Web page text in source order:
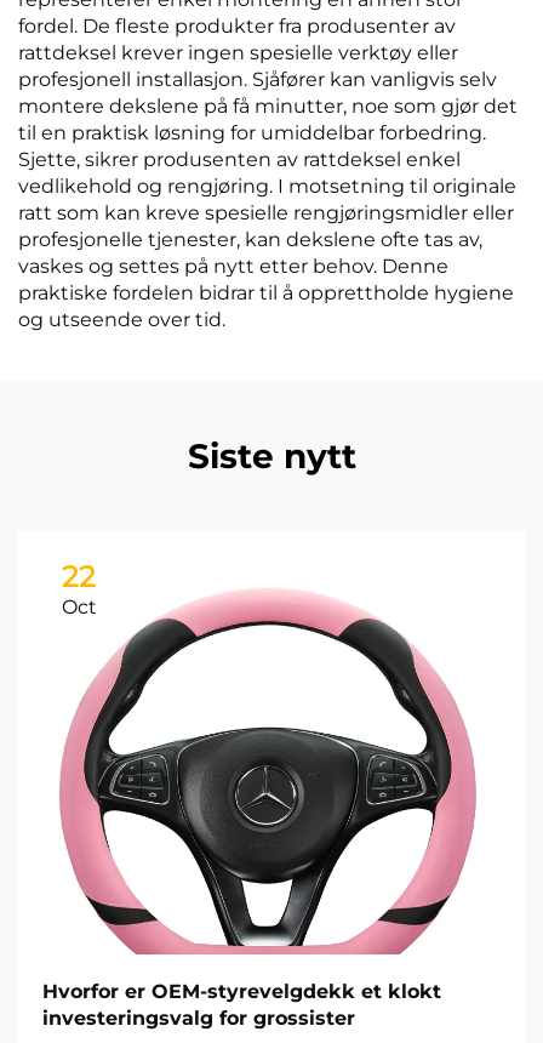
fordel. De fleste produkter fra produsenter av
rattdeksel krever ingen spesielle verktøy eller
profesjonell installasjon. Sjåfører kan vanligvis selv
montere dekslene på få minutter, noe som gjør det
til en praktisk løsning for umiddelbar forbedring.
Sjette, sikrer produsenten av rattdeksel enkel
vedlikehold og rengjøring. I motsetning til originale
ratt som kan kreve spesielle rengjøringsmidler eller
profesjonelle tjenester, kan dekslene ofte tas av,
vaskes og settes på nytt etter behov. Denne
praktiske fordelen bidrar til å opprettholde hygiene
og utseende over tid.
Siste nytt
22
Oct
Hvorfor er OEM-styrevelgdekk et klokt
investeringsvalg for grossister